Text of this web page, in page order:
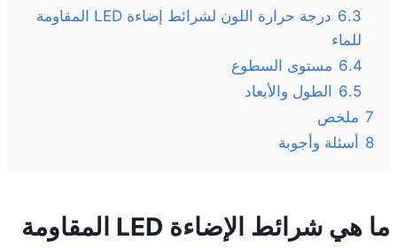
6.3
درجة حرارة اللون لشرائط إضاءة LED المقاومة
للماء
6.4 مستوى السطوع
6.5
الطول والأبعاد
7 ملخص
8
أسئلة وأجوبة
ما هي شرائط الإضاءة LED المقاومة